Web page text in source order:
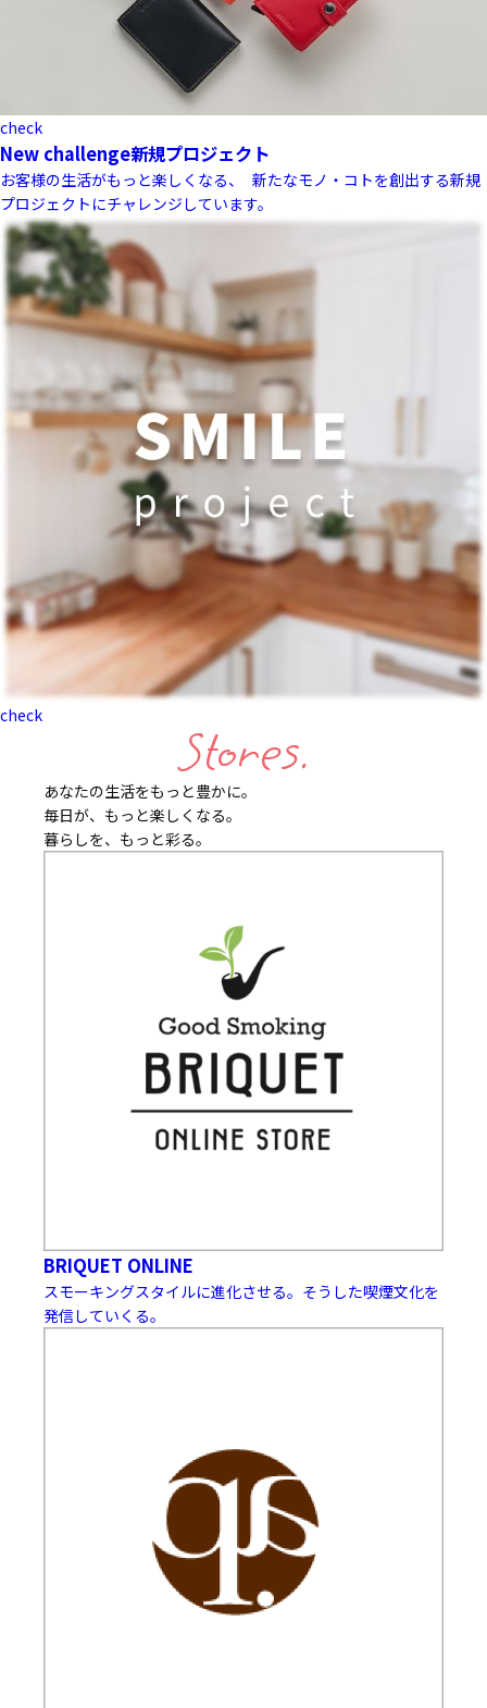
check
New challenge新規プロジェクト
お客様の生活がもっと楽しくなる、 新たなモノ・コトを創出する新規
プロジェクトにチャレンジしています。
check
Stores.
あなたの生活をもっと豊かに。
毎日が、もっと楽しくなる。
暮らしを、もっと彩る。
BRIQUET ONLINE
スモーキングスタイルに進化させる。そうした喫煙文化を
発信していくる。